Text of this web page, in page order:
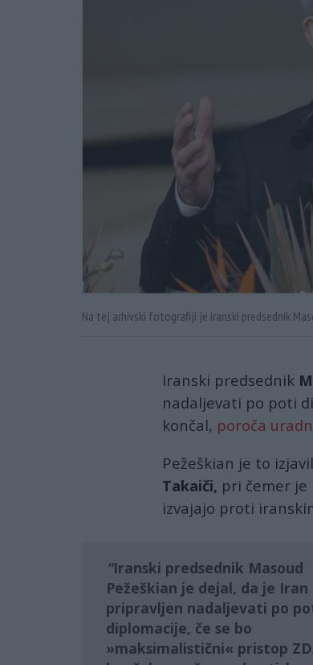
Na tej arhivski fotografiji je iranski predsednik
Iranski predsednik
nadaljevati po poti
končal, poroča
Pežeškian je to
Takaiči, pri čemer je
izvajajo proti
Iranski predsednik Masoud
Pežeškian je dejal, da je Iran
pripravljen nadaljevati po
diplomacije, če se bo
»maksimalistični« pristop